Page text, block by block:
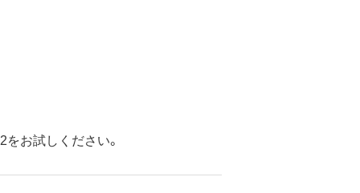
お試しください。